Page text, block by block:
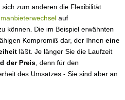
zum anderen die Flexibilität
auf
können. Die im Beispiel erwähnten
Kompromiß dar, der Ihnen eine
läßt. Je länger Sie die Laufzeit
der Preis , denn für den
des Umsatzes - Sie sind aber an